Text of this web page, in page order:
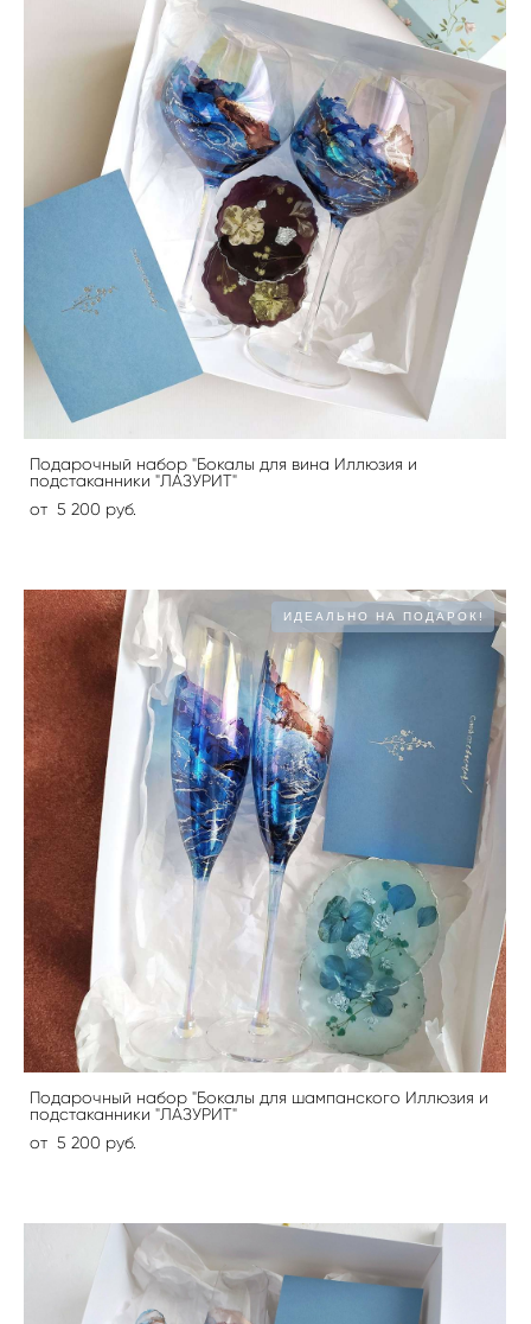
Подарочный набор "Бокалы для вина Иллюзия и
подстаканники "ЛАЗУРИТ"
от 5 200 pуб.
ИДЕАЛЬНО НА ПОДАРОК!
Подарочный набор "Бокалы для шампанского Иллюзия и
подстаканники "ЛАЗУРИТ"
от 5 200 pуб.